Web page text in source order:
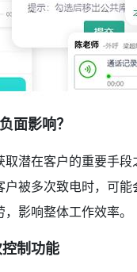
面影响？
潜在客户的重要手
被多次致电时，可
影响整体工作效率。
制功能